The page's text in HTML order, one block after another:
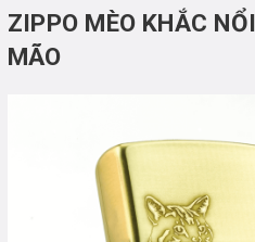
ZIPPO MÈO KHẮC
MÃO